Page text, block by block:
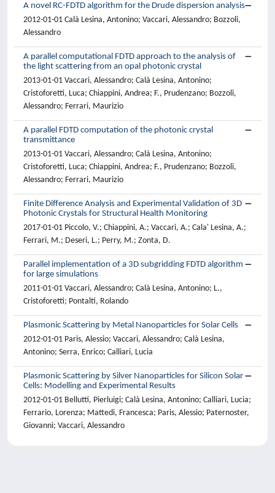
A novel RC-FDTD algorithm for the Drude dispersion analysis
2012-01-01 Calà Lesina, Antonino; Vaccari, Alessandro; Bozzoli,
Alessandro
A parallel computational FDTD approach to the analysis of
the light scattering from an opal photonic crystal
2013-01-01 Vaccari, Alessandro; Calà Lesina, Antonino;
Cristoforetti, Luca; Chiappini, Andrea; F., Prudenzano; Bozzoli,
Alessandro; Ferrari, Maurizio
A parallel FDTD computation of the photonic crystal
transmittance
2013-01-01 Vaccari, Alessandro; Calà Lesina, Antonino;
Cristoforetti, Luca; Chiappini, Andrea; F., Prudenzano; Bozzoli,
Alessandro; Ferrari, Maurizio
Finite Difference Analysis and Experimental Validation of 3D
Photonic Crystals for Structural Health Monitoring
2017-01-01 Piccolo, V.; Chiappini, A.; Vaccari, A.; Cala' Lesina, A.;
Ferrari, M.; Deseri, L.; Perry, M.; Zonta, D.
Parallel implementation of a 3D subgridding FDTD algorithm
for large simulations
2011-01-01 Vaccari, Alessandro; Calà Lesina, Antonino; L.,
Cristoforetti; Pontalti, Rolando
Plasmonic Scattering by Metal Nanoparticles for Solar Cells
2012-01-01 Paris, Alessio; Vaccari, Alessandro; Calà Lesina,
Antonino; Serra, Enrico; Calliari, Lucia
Plasmonic Scattering by Silver Nanoparticles for Silicon Solar
Cells: Modelling and Experimental Results
2012-01-01 Bellutti, Pierluigi; Calà Lesina, Antonino; Calliari, Lucia;
Ferrario, Lorenza; Mattedi, Francesca; Paris, Alessio; Paternoster,
Giovanni; Vaccari, Alessandro